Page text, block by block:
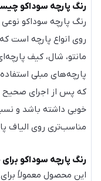
رنگ پارچه سوداکو
رنگ پارچه سوداکو
روی انواع پارچه است
مانتو، شال، کیف
پارچه‌های مبلی
که پس از اجرای صحیح
خوبی داشته باشد و
مناسب‌تری روی الیاف
رنگ پارچه سوداکو
این محصول معمولاً